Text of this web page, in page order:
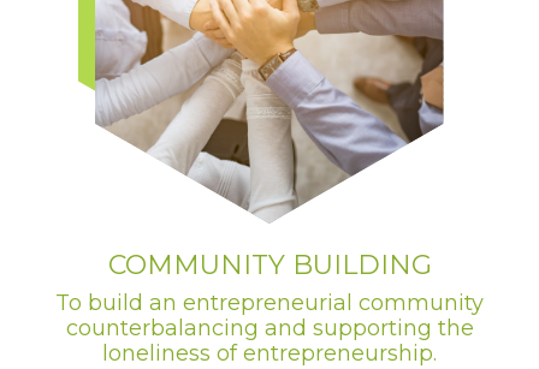
COMMUNITY BUILDING
To build an entrepreneurial community
counterbalancing and supporting the
loneliness of entrepreneurship.